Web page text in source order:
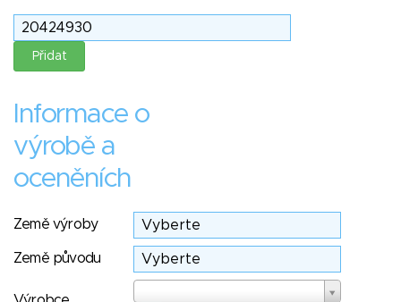
Informace o
výrobě a
oceněních
Země výroby
Země původu